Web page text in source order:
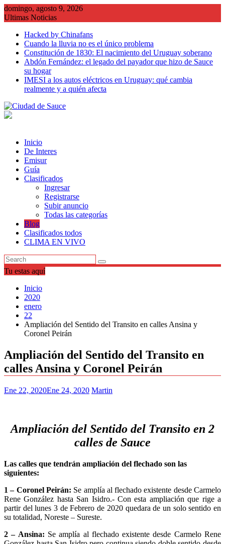
Saltar
al
domingo, agosto 9, 2026
Ultimas Noticias
Hacked by Chinafans
Cuando la lluvia no es el único problema
Constitución de 1830: El nacimiento del Uruguay soberano
Abdón Fernández: el legado del payador que hizo de Sauce
su hogar
IMESI a los autos eléctricos en Uruguay: qué cambia
realmente y a quién afecta
Inicio
De Interes
Emisur
Guía
Clasificados
Ingresar
Registrarse
Subir anuncio
Todas las categorías
Blog
Clasificados todos
CLIMA EN VIVO
Tu estas aquí
Inicio
2020
enero
22
Ampliación del Sentido del Transito en calles Ansina y
Coronel Peirán
Ampliación del Sentido del Transito en
calles Ansina y Coronel Peirán
Ene 22, 2020Ene 24, 2020 Martin
Ampliación del Sentido del Transito en 2
calles de Sauce
Las calles que tendrán ampliación del flechado son las
siguientes:
1 – Coronel Peirán: Se amplía al flechado existente desde Carmelo
Rene González hasta San Isidro.- Con esta ampliación que rige a
partir del lunes 3 de Febrero de 2020 quedara de un solo sentido en
su totalidad, Noreste – Sureste.
2 – Ansina: Se amplía al flechado existente desde Carmelo Rene